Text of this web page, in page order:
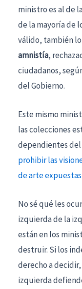
ministro es al de
de la mayoría de
válido, también lo
amnistía,
ciudadanos,
del Gobierno.
Este mismo
las colecciones
dependientes
prohibir las
de arte
No sé qué les
izquierda de la
están en los
destruir. Si los
derecho a
izquierda